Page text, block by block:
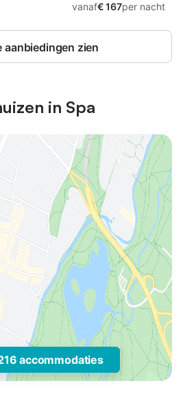
vanaf€ 167per nacht
aanbiedingen zien
in Spa
accommodaties